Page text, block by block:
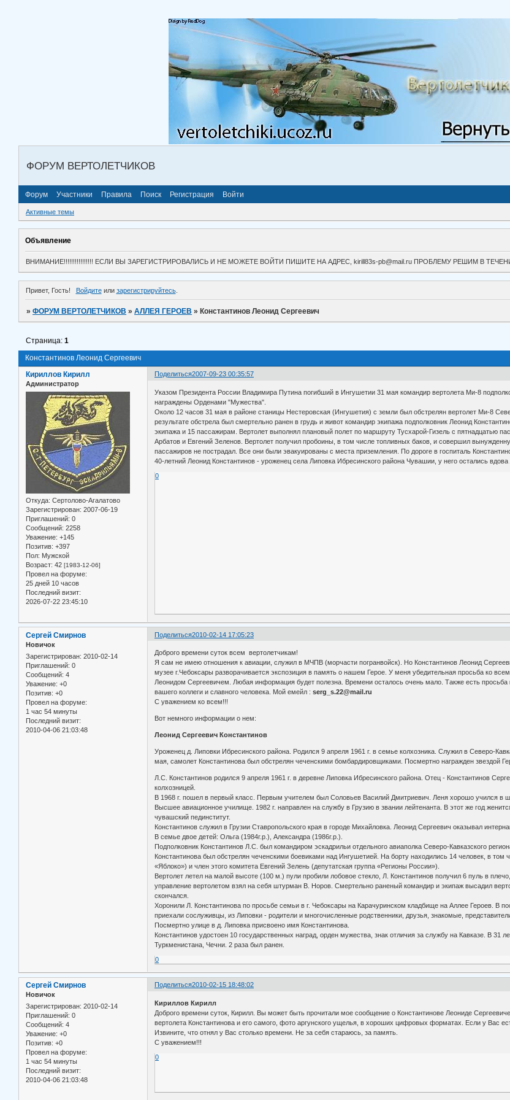
ФОРУМ ВЕРТОЛЕТЧИКОВ
Форум Участники Правила Поиск Регистрация Войти
Активные темы
Объявление
ВНИМАНИЕ!!!!!!!!!!!!!!!! ЕСЛИ ВЫ ЗАРЕГИСТРИРОВАЛИСЬ И НЕ МОЖЕТЕ ВОЙТИ ПИШИТЕ НА АДРЕС, kirill83s-pb@mail.ru ПРОБЛЕМУ РЕШИМ В
Привет, Гость! Войдитеили зарегистрируйтесь.
»ФОРУМ ВЕРТОЛЕТЧИКОВ »АЛЛЕЯ ГЕРОЕВ » Константинов Леонид Сергеевич
Константинов Леонид Сергеевич
Страница:1
Поделиться2007-09-23 00:35:57
Кириллов Кирилл
Администратор
Откуда: Сертолово-Агалатово
Зарегистрирован: 2007-06-19
Приглашений: 0
Сообщений: 2258
Уважение: +145
Позитив: +397
Пол: Мужской
Возраст: 42 [1983-12-06]
Провел на форуме:
25 дней 10 часов
Последний визит:
2026-07-22 23:45:10
Указом Президента России Владимира Путина погибший в Ингушетии 31 мая командир вертолета Ми-8
награждены Орденами "Мужества".
Около 12 часов 31 мая в районе станицы Нестеровская (Ингушетия) с земли был обстрелян вертолет Ми-8
результате обстрела был смертельно ранен в грудь и живот командир экипажа подполковник Леонид
экипажа и 15 пассажирам. Вертолет выполнял плановый полет по маршруту Тусхарой-Гизель с пятнадцатью
Арбатов и Евгений Зеленов. Вертолет получил пробоины, в том числе топливных баков, и совершил
пассажиров не пострадал. Все они были эвакуированы с места приземления. По дороге в госпиталь
40-летний Леонид Константинов - уроженец села Липовка Ибресинского района Чувашии, у него остались
0
Поделиться2010-02-14 17:05:23
Сергей Смирнов
Новичок
Зарегистрирован: 2010-02-14
Приглашений: 0
Сообщений: 4
Уважение: +0
Позитив: +0
Провел на форуме:
1 час 54 минуты
Последний визит:
2010-04-06 21:03:48
Доброго времени суток всем вертолетчикам!
Я сам не имею отношения к авиации, служил в МЧПВ (морчасти погранвойск). Но Константинов Леонид
музее г.Чебоксары разворачивается экспозиция в память о нашем Герое. У меня убедительная просьба ко
Леонидом Сергеевичем. Любая информация будет полезна. Времени осталось очень мало. Также есть
вашего коллеги и славного человека. Мой емейл :serg_s.22@mail.ru
С уважением ко всем!!!
Вот немного информации о нем:
Леонид Сергеевич Константинов
Уроженец д. Липовки Ибресинского района. Родился 9 апреля 1961 г. в семье колхозника. Служил в Северо-
мая, самолет Константинова был обстрелян чеченскими бомбардировщиками. Посмертно награжден звездой
Л.С. Константинов родился 9 апреля 1961 г. в деревне Липовка Ибресинского района. Отец - Константинов
колхозницей.
В 1968 г. пошел в первый класс. Первым учителем был Соловьев Василий Дмитриевич. Леня хорошо учился в
Высшее авиационное училище. 1982 г. направлен на службу в Грузию в звании лейтенанта. В этот же год
чувашский пединститут.
Константинов служил в Грузии Ставропольского края в городе Михайловка. Леонид Сергеевич оказывал
В семье двое детей: Ольга (1984г.р.), Александра (1986г.р.).
Подполковник Константинов Л.С. был командиром эскадрильи отдельного авиаполка Северо-Кавказского
Константинова был обстрелян чеченскими боевиками над Ингушетией. На борту находились 14 человек, в
«Яблоко») и член этого комитета Евгений Зелень (депутатская группа «Регионы России»).
Вертолет летел на малой высоте (100 м.) пули пробили лобовое стекло, Л. Константинов получил 6 пуль в
управление вертолетом взял на себя штурман В. Норов. Смертельно раненый командир и экипаж высадил
скончался.
Хоронили Л. Константинова по просьбе семьи в г. Чебоксары на Карачуринском кладбище на Аллее Героев. В
приехали сослуживцы, из Липовки - родители и многочисленные родственники, друзья, знакомые,
Посмертно улице в д. Липовка присвоено имя Константинова.
Константинов удостоен 10 государственных наград, орден мужества, знак отличия за службу на Кавказе. В 31
Туркменистана, Чечни. 2 раза был ранен.
0
Поделиться2010-02-15 18:48:02
Сергей Смирнов
Новичок
Зарегистрирован: 2010-02-14
Приглашений: 0
Сообщений: 4
Уважение: +0
Позитив: +0
Провел на форуме:
1 час 54 минуты
Последний визит:
2010-04-06 21:03:48
Кириллов Кирилл
Доброго времени суток, Кирилл. Вы может быть прочитали мое сообщение о Константинове Леониде
вертолета Константинова и его самого, фото аргунского ущелья, в хороших цифровых форматах. Если у Вас
Извините, что отнял у Вас столько времени. Не за себя стараюсь, за память.
С уважением!!!
0